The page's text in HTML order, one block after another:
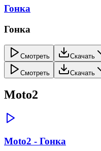
Гонка
Гонка
Смотреть Скачать
Смотреть Скачать
Moto2
Moto2 - Гонка